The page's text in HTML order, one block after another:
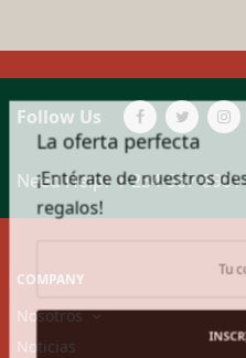
La oferta perfecta
¡Entérate de nuestros
regalos!
Follow Us
Need Help? 1-234-567-8901
COMPANY
Nosotros
Noticias